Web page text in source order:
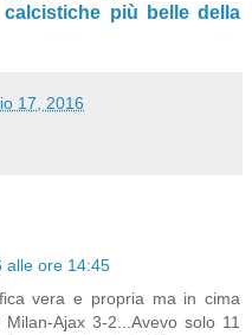
più belle della
17, 2016
alle ore 14:45
vera e propria ma in cima
Ajax 3-2...Avevo solo 11